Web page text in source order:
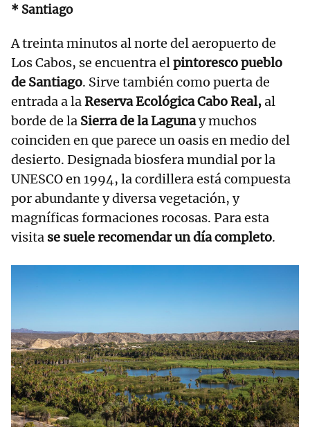
* Santiago
A treinta minutos al norte del aeropuerto de
Los Cabos, se encuentra elpintoresco pueblo
de Santiago. Sirve también como puerta de
entrada a laReserva Ecológica Cabo Real,al
borde de la Sierra de la Lagunay muchos
coinciden en que parece un oasis en medio del
desierto. Designada biosfera mundial por la
UNESCO en 1994, la cordillera está compuesta
por abundante y diversa vegetación, y
magníficas formaciones rocosas. Para esta
visita se suele recomendar un día completo.